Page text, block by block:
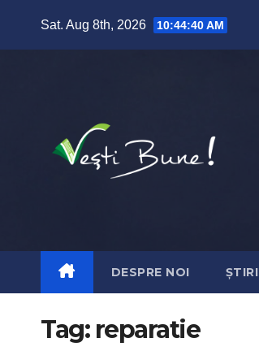
Sat. Aug 8th, 2026
10:44:41 AM
DESPRE NOI ȘTIRI
Tag: reparatie